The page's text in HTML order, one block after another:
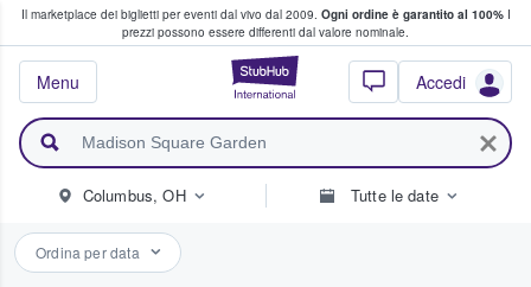
Il marketplace dei biglietti per eventi dal vivo dal 2009. Ogni ordine è garantito al 100%I
prezzi possono essere differenti dal valore nominale.
StubHub - Dove
Accedi
Menu
fan comprano e vendono biglietti
Columbus, OH Tutte le date
Ordina per data